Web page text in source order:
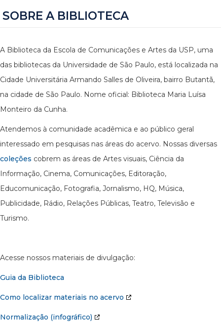
SOBRE A BIBLIOTECA
A Biblioteca da Escola de Comunicações e Artes da USP, uma
das bibliotecas da Universidade de São Paulo, está localizada na
Cidade Universitária Armando Salles de Oliveira, bairro Butantã,
na cidade de São Paulo. Nome oficial: Biblioteca Maria Luísa
Monteiro da Cunha.
Atendemos à comunidade acadêmica e ao público geral
interessado em pesquisas nas áreas do acervo. Nossas diversas
coleções cobrem as áreas de Artes visuais, Ciência da
Informação, Cinema, Comunicações, Editoração,
Educomunicação, Fotografia, Jornalismo, HQ, Música,
Publicidade, Rádio, Relações Públicas, Teatro, Televisão e
Turismo.
Acesse nossos materiais de divulgação:
Guia da Biblioteca
Como localizar materiais no acervo
Normalização (infográfico)